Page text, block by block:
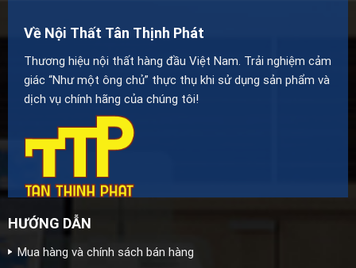
Về Nội Thất Tân Thịnh Phát
Thương hiệu nội thất hàng đầu Việt Nam. Trải nghiệm cảm
giác “Như một ông chủ” thực thụ khi sử dụng sản phẩm và
dịch vụ chính hãng của chúng tôi!
HƯỚNG DẪN
Mua hàng và chính sách bán hàng